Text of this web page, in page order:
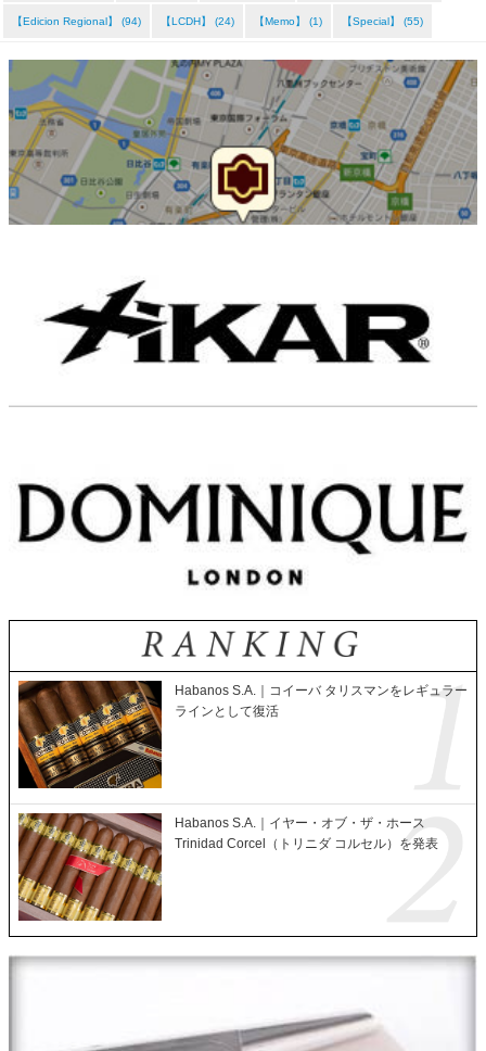
【Edicion Regional】 (94) 【LCDH】 (24) 【Memo】 (1) 【Special】 (55)
Habanos S.A.｜コイーバ タリスマンをレギュラー
ラインとして復活
Habanos S.A.｜イヤー・オブ・ザ・ホース
Trinidad Corcel（トリニダ コルセル）を発表